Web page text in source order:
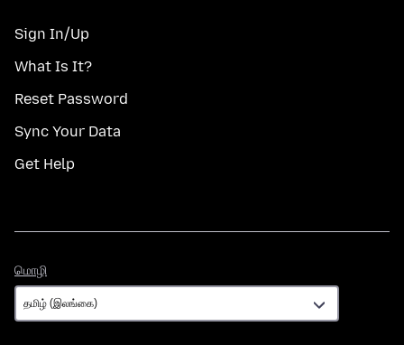
Sign In/Up
What Is It?
Reset Password
Sync Your Data
Get Help
மொழி